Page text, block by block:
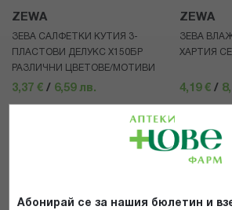
Абонирай се за нашия бюлетин и
ZEWA
ЗЕВА САЛФЕТКИ КУТИЯ 3-
ПЛАСТОВИ ДЕЛУКС Х150БР
РАЗЛИЧНИ ЦВЕТОВЕ/МОТИВИ
3,37 € / 6,59 лв.
КУПИ
ZEWA
ЗЕВА
ХАРТИЯ
4,19 € /